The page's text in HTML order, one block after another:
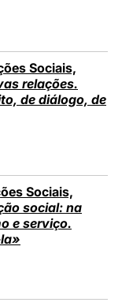
Sociais,
relações.
de diálogo, de
Sociais,
social: na
e serviço.